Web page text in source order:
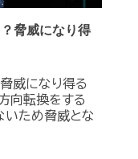
脅威になり得
威になり得る
向転換をする
いため脅威とな